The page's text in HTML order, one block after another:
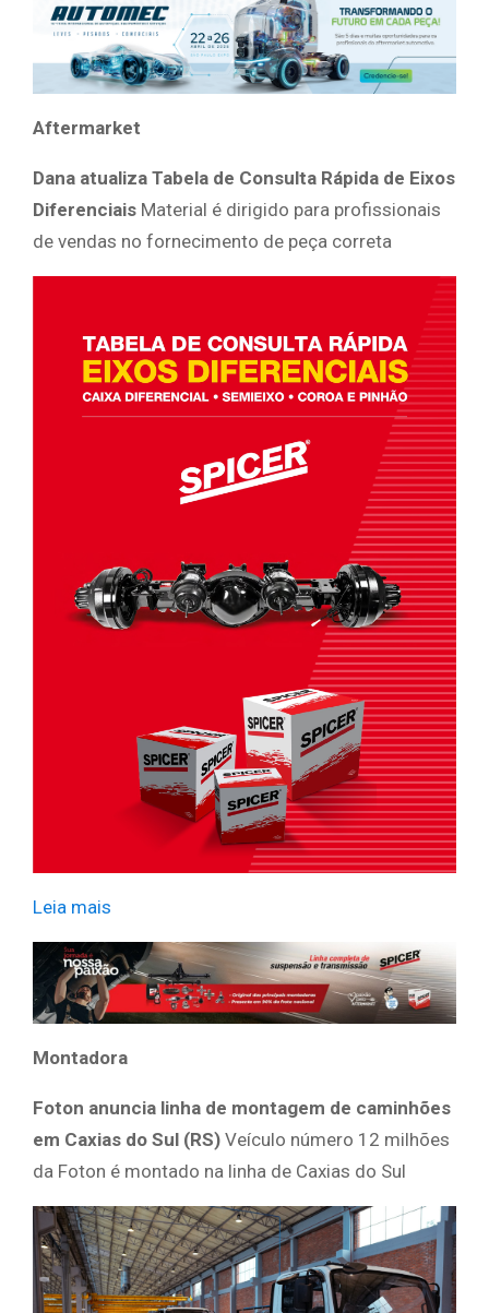
Aftermarket
Dana atualiza Tabela de Consulta Rápida de Eixos
Diferenciais Material é dirigido para profissionais
de vendas no fornecimento de peça correta
Leia mais
Montadora
Foton anuncia linha de montagem de caminhões
em Caxias do Sul (RS) Veículo número 12 milhões
da Foton é montado na linha de Caxias do Sul